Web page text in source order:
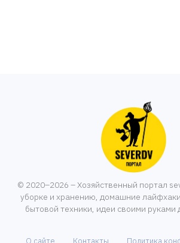
© 2020–2026 – Хозяйственный портал
уборке и хранению, домашние
бытовой техники, идеи своими руками
О сайте Контакты Политика